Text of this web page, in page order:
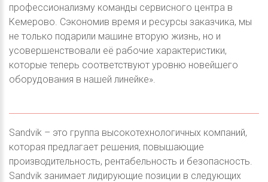
профессионализму команды сервисного центра в
Кемерово. Сэкономив время и ресурсы заказчика, мы
не только подарили машине вторую жизнь, но и
усовершенствовали её рабочие характеристики,
которые теперь соответствуют уровню новейшего
оборудования в нашей линейке».
Sandvik – это группа высокотехнологичных компаний,
которая предлагает решения, повышающие
производительность, рентабельность и безопасность.
Sandvik занимает лидирующие позиции в следующих